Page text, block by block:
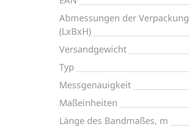
Abmessungen der Verpackung
(LxBxH)
Versandgewicht
Typ
Messgenauigkeit
Maßeinheiten
Länge des Bandmaßes, m